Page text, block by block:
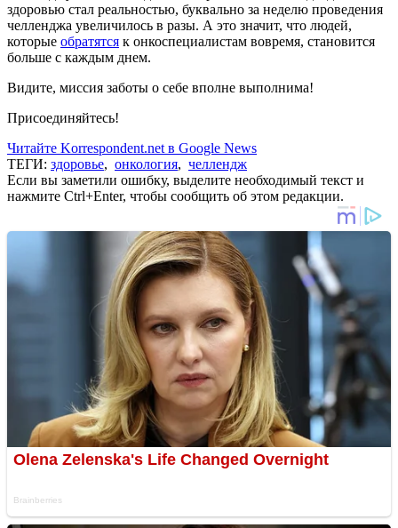
здоровью стал реальностью, буквально за неделю проведения
челленджа увеличилось в разы. А это значит, что людей,
которые обратятся к онкоспециалистам вовремя, становится
больше с каждым днем.
Видите, миссия заботы о себе вполне выполнима!
Присоединяйтесь!
Читайте Korrespondent.net в Google News
ТЕГИ: здоровье, онкология, челлендж
Если вы заметили ошибку, выделите необходимый текст и
нажмите Ctrl+Enter, чтобы сообщить об этом редакции.